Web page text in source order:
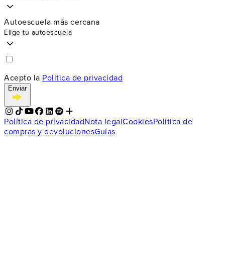
Autoescuela más cercana
Elige tu autoescuela
Acepto la Política de privacidad
Enviar
Política de privacidadNota legalCookiesPolítica de
compras y devolucionesGuías